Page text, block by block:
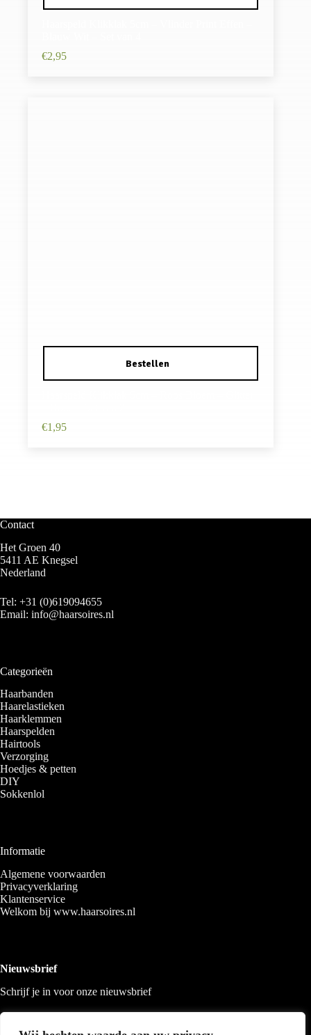
€2,95
€1,95
Contact
Het Groen 40
5411 AE Knegsel
Nederland
Tel: +31 (0)619094655
Email: info@haarsoires.nl
Categorieën
Haarbanden
Haarelastieken
Haarklemmen
Haarspelden
Hairtools
Verzorging
Hoedjes & petten
DIY
Sokkenlol
Informatie
Algemene voorwaarden
Privacyverklaring
Klantenservice
Welkom bij www.haarsoires.nl
Nieuwsbrief
Schrijf je in voor onze nieuwsbrief